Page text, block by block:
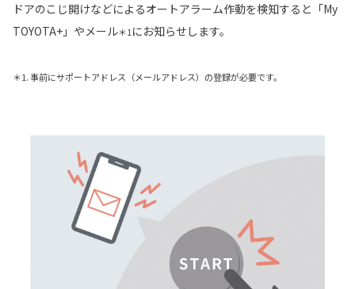
ドアのこじ開けなどによるオートアラーム作動を検知すると「My
TOYOTA+」やメール＊1にお知らせします。
＊1. 事前にサポートアドレス（メールアドレス）の登録が必要です。